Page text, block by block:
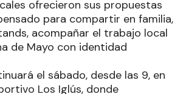
ofrecieron sus propuestas
para compartir en familia,
acompañar el trabajo local
de Mayo con identidad
el sábado, desde las 9, en
Los Iglús, donde